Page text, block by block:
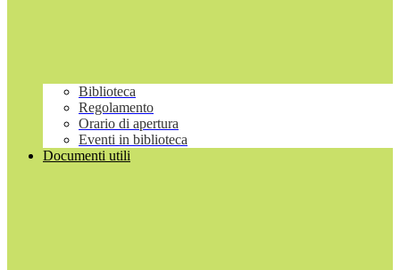
Biblioteca
Regolamento
Orario di apertura
Eventi in biblioteca
Documenti utili